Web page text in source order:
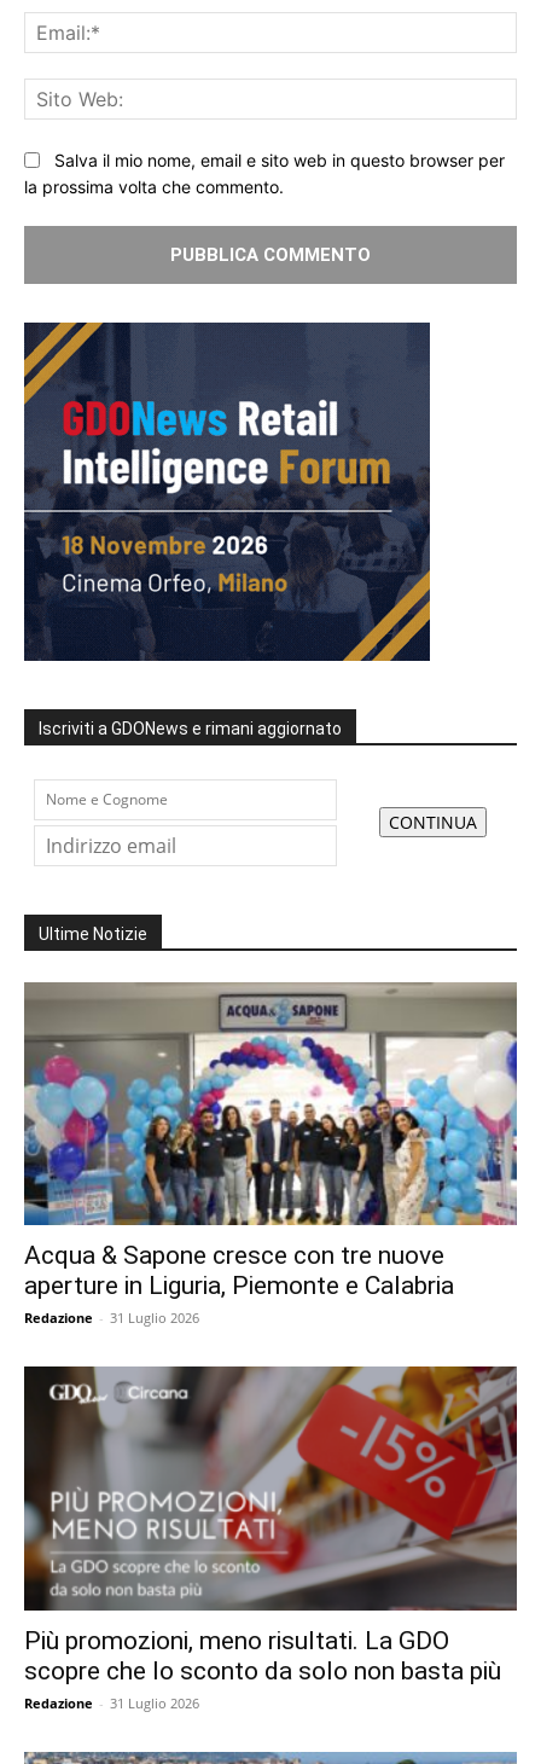
Salva il mio nome, email e sito web in questo browser per
la prossima volta che commento.
Iscriviti a GDONews e rimani aggiornato
Ultime Notizie
Acqua & Sapone cresce con tre nuove
aperture in Liguria, Piemonte e Calabria
Redazione - 31 Luglio 2026
Più promozioni, meno risultati. La GDO
scopre che lo sconto da solo non basta più
Redazione - 31 Luglio 2026